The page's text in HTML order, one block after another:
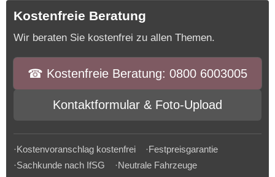
Kostenfreie Beratung
Wir beraten Sie kostenfrei zu allen Themen.
☎︎ Kostenfreie Beratung: 0800 6003005
Kontaktformular & Foto-Upload
·Kostenvoranschlag kostenfrei ·Festpreisgarantie
·Sachkunde nach IfSG ·Neutrale Fahrzeuge